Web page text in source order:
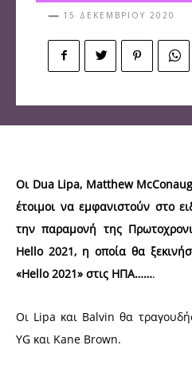
15 ΔΕΚΕΜΒΡΊΟΥ 2020
Οι Dua Lipa, Matthew
έτοιμοι να εμφανιστούν στο
την παραμονή της
Hello 2021, η οποία θα
«Hello 2021» στις ΗΠΑ…….
Οι Lipa και Balvin θα
YG και Kane Brown.